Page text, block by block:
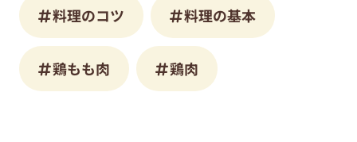
料理のコツ 料理の基本
鶏もも肉 鶏肉